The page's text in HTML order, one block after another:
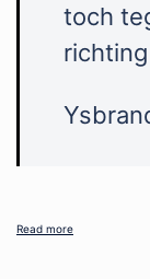
toch
Read more